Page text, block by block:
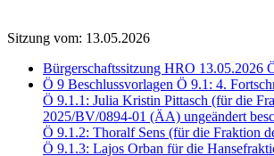
Sitzung vom: 13.05.2026
Bürgerschaftssitzung HRO 13.05.2026
Ö 9 Beschlussvorlagen Ö 9.1: 4.
Ö 9.1.1: Julia Kristin Pittasch (für die
2025/BV/0894-01 (ÄA) ungeändert
Ö 9.1.2: Thoralf Sens (für die Fraktion
Ö 9.1.3: Lajos Orban für die